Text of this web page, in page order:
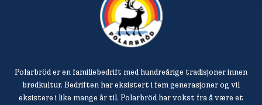
Polarbröd er en familiebedrift med hundreårige tradisjoner innen
brødkultur. Bedriften har eksistert i fem generasjoner og vil
eksistere i like mange år til. Polarbröd har vokst fra å være et